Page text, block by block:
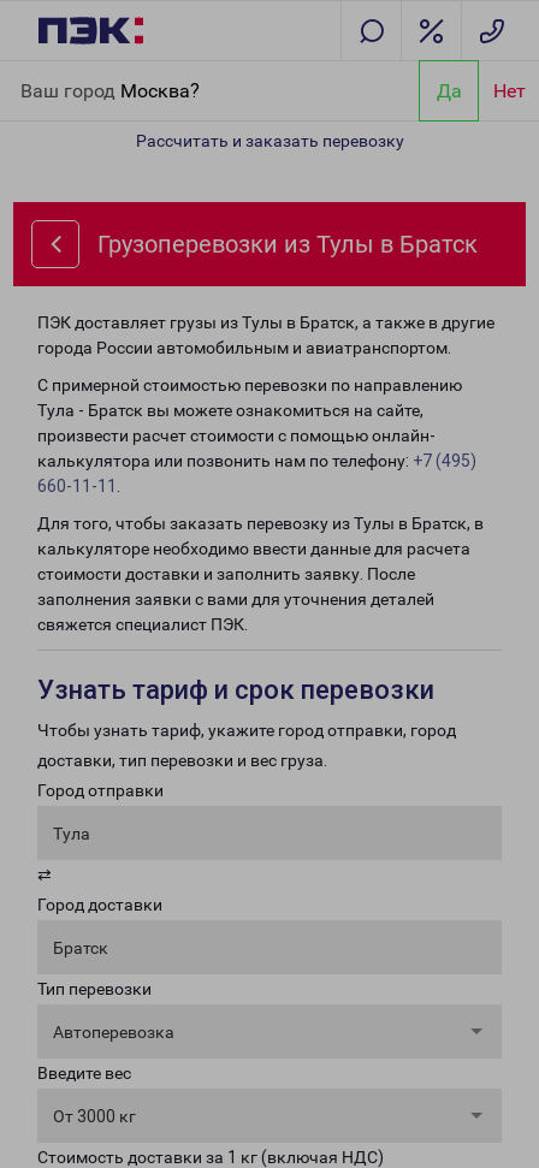
Ваш город Москва? Да Нет
Рассчитать и заказать перевозку
Грузоперевозки из Тулы в Братск
ПЭК доставляет грузы из Тулы в Братск, а также в другие
города России автомобильным и авиатранспортом.
С примерной стоимостью перевозки по направлению
Тула - Братск вы можете ознакомиться на сайте,
произвести расчет стоимости с помощью онлайн-
калькулятора или позвонить нам по телефону: +7 (495)
660-11-11
Для того, чтобы заказать перевозку из Тулы в Братск, в
калькуляторе необходимо ввести данные для расчета
стоимости доставки и заполнить заявку. После
заполнения заявки с вами для уточнения деталей
свяжется специалист ПЭК.
Узнать тариф и срок перевозки
Чтобы узнать тариф, укажите город отправки, город
доставки, тип перевозки и вес груза.
Город отправки
Тула
⇄
Город доставки
Братск
Тип перевозки
Автоперевозка
Введите вес
От 3000 кг
Стоимость доставки за 1 кг (включая НДС)